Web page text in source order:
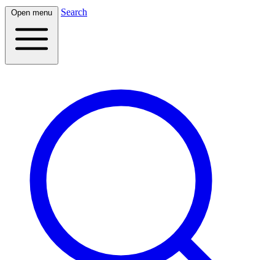
Open menu Search